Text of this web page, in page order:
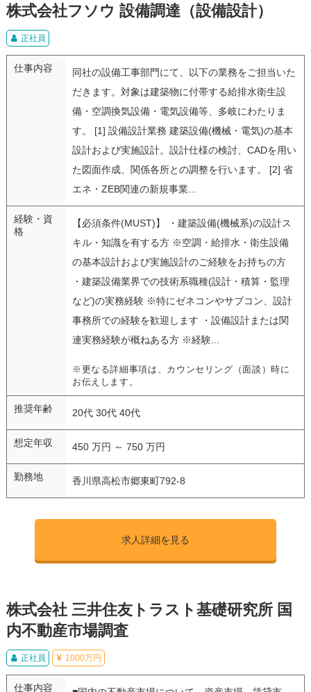
株式会社フソウ 設備調達（設備設計）
正社員
仕事内容
同社の設備工事部門にて、以下の業務をご担当いた
だきます。対象は建築物に付帯する給排水衛生設
備・空調換気設備・電気設備等、多岐にわたりま
す。 [1] 設備設計業務 建築設備(機械・電気)の基本
設計および実施設計。設計仕様の検討、CADを用い
た図面作成、関係各所との調整を行います。 [2] 省
エネ・ZEB関連の新規事業...
経験・資
格
【必須条件(MUST)】 ・建築設備(機械系)の設計ス
キル・知識を有する方 ※空調・給排水・衛生設備
の基本設計および実施設計のご経験をお持ちの方
・建築設備業界での技術系職種(設計・積算・監理
など)の実務経験 ※特にゼネコンやサブコン、設計
事務所での経験を歓迎します ・設備設計または関
連実務経験が概ねある方 ※経験...
※更なる詳細事項は、カウンセリング（面談）時に
お伝えします。
推奨年齢 20代 30代 40代
想定年収 450 万円 ～ 750 万円
勤務地 香川県高松市郷東町792-8
求人詳細を見る
株式会社 三井住友トラスト基礎研究所 国
内不動産市場調査
正社員 1000万円
仕事内容